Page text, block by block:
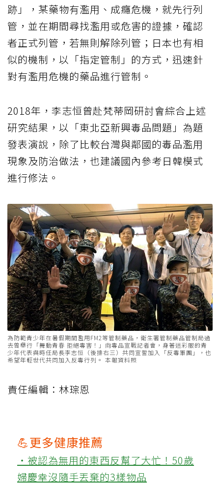
跡」，某藥物有濫用、成癮危機，就先行列
管，並在期間尋找濫用或危害的證據，確認
者正式列管，若無則解除列管；日本也有相
似的機制，以「指定管制」的方式，迅速針
對有濫用危機的藥品進行管制。
2018年，李志恒曾赴梵蒂岡研討會綜合上述
研究結果，以「東北亞新興毒品問題」為題
發表演說，除了比較台灣與鄰國的毒品濫用
現象及防治做法，也建議國內參考日韓模式
進行修法。
為防範青少年在暑假期間濫用FM2等管制藥品，衛生署管制藥品管制局過
去曾舉行「舞動青春 拒絕毒害！」向毒品宣戰記者會，身著迷彩服的青
少年代表與時任局長李志恒（後排右三）共同宣誓加入「反毒軍團」，也
希望年輕世代共同加入反毒行列。 本報資料照
責任編輯：林琮恩
💪更多健康推薦
‧被認為無用的東西反幫了大忙！50歲
婦慶幸沒隨手丟棄的3樣物品